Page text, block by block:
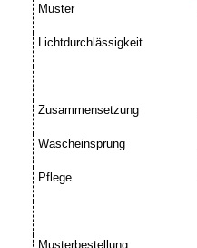
Muster
Lichtdurchlässigkeit
Zusammensetzung
Wascheinsprung
Pflege
Musterbestellung